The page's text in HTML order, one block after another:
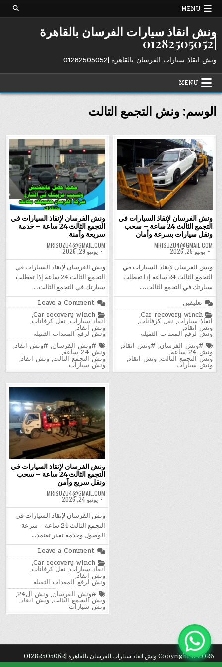
Skip
MENU
ونش انقاذ سيارات الفرسان بالقاهرة
|01282505052
ونش انقاذ سيارات الفرسان بالقاهرة |01282505052
MENU
الوسم: ونش التجمع التالت
ونش الفرسان لإنقاذ السيارات في
التجمع الثالث 24 ساعة – خدمة
سريعة وآمنة
MRISUZU4@GMAIL.COM
يونيو 29, 2026
ونش الفرسان لإنقاذ السيارات في
التجمع الثالث 24 ساعة إذا تعطلت
سيارتك في التجمع الثالث،…
Leave a Comment
ونش
الفرسان
لإنقاذ
في
التجمع
الثالث
24
ساعة
خدمة
وآمنة
Posted
in
Car recovery winch
,
انقاذ سيارات, نقل كرفانات,
ونش انقاذ,
ونش لرفع المعدات الثقيله
Tagged
#ونش الفرسان, #ونش انقاذ,
ونش 24 ساعة ,
ونش التجمع التالت,ونش انقاذ,
ونش سيارات
ونش الفرسان لإنقاذ السيارات في
التجمع الثالث 24 ساعة – سحب
ونقل سيارات بسرعة وأمان
MRISUZU4@GMAIL.COM
يونيو 25, 2026
ونش الفرسان لإنقاذ السيارات في
التجمع الثالث 24 ساعة إذا تعطلت
سيارتك في التجمع الثالث،…
تعليقين
ونش
الفرسان
لإنقاذ
السيارات
في
التجمع
الثالث
24
ساعة
–
سحب
Posted
in
Car recovery winch
,
انقاذ سيارات, نقل كرفانات,
ونش انقاذ,
ونش لرفع المعدات الثقيله
Tagged
#ونش الفرسان, #ونش انقاذ,
ونش 24 ساعة ,
ونش التجمع التالت,ونش انقاذ,
ونش سيارات
ونش الفرسان لإنقاذ السيارات في
التجمع الثالث 24 ساعة – سحب
ونقل سريع وآمن
MRISUZU4@GMAIL.COM
يونيو 24, 2026
ونش الفرسان لإنقاذ السيارات في
التجمع الثالث 24 ساعة – سرعة
الوصول وخدمة تقدر تعتمد…
Leave a Comment
ونش
الفرسان
لإنقاذ
في
التجمع
الثالث
24
–
Posted
in
Car recovery winch
,
انقاذ سيارات, نقل كرفانات,
ونش انقاذ,
ونش لرفع المعدات الثقيله
Tagged
#ونش الفرسان,ونش ال24 ,
ونش التجمع التالت,ونش انقاذ,
ونش سيارات
Copyright © 2026 ونش انقاذ سيارات الفرسان بالقاهرة |01282505052